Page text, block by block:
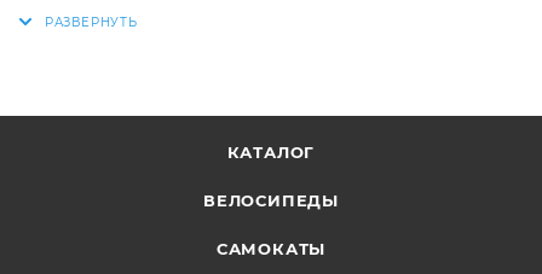
КАТАЛОГ
ВЕЛОСИПЕДЫ
САМОКАТЫ